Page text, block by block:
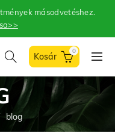
másodvetéshez.
0
blog